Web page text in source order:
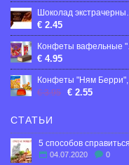
Шоколад
€ 2.45
€ 4.95
€ 3.95
€ 2.55
СТАТЬИ
5 способов
04.07.2020 0